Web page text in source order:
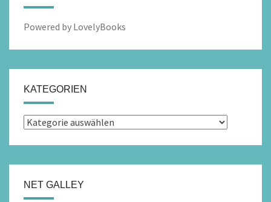
Powered by LovelyBooks
KATEGORIEN
Kategorien
NET GALLEY